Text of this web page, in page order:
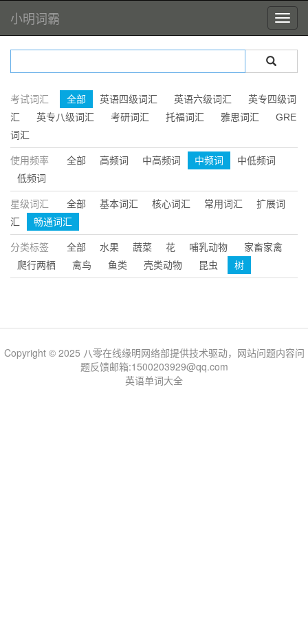
小明词霸
考试词汇 全部 英语四级词汇 英语六级词汇
英专四级词
汇
英专八级词汇 考研词汇 托福词汇 雅思词汇
GRE
词汇
使用频率 全部 高频词 中高频词 中频词
中低频词
低频词
星级词汇 全部 基本词汇 核心词汇 常用词汇
扩展词
汇
畅通词汇
分类标签 全部 水果 蔬菜 花 哺乳动物
家畜家禽
爬行两栖
禽鸟 鱼类 壳类动物 昆虫 树
Copyright © 2025 八零在线缘明网络部提供技术驱动，网站问题内容问
题反馈邮箱:1500203929@qq.com
英语单词大全